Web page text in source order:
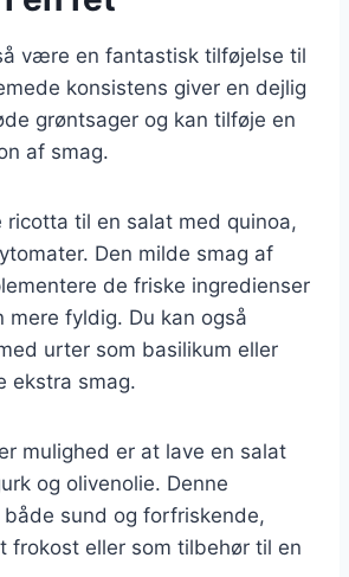
være en fantastisk tilføjelse til
konsistens giver en dejlig
grøntsager og kan tilføje en
af smag.
til en salat med quinoa,
Den milde smag af
de friske ingredienser
mere fyldig. Du kan også
urter som basilikum eller
ekstra smag.
mulighed er at lave en salat
og olivenolie. Denne
sund og forfriskende,
frokost eller som tilbehør til en